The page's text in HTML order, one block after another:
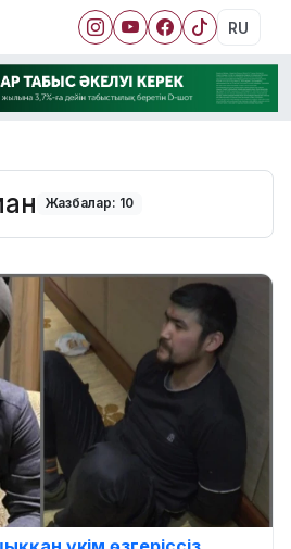
RU
Жазбалар: 10